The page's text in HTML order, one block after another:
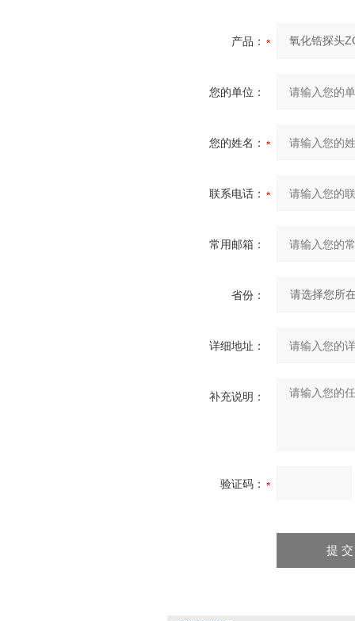
产品：
您的单位：
您的姓名：
联系电话：
常用邮箱：
省份：
详细地址：
补充说明：
验证码：